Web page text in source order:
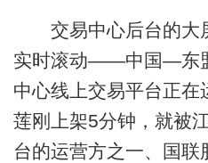
交易中心后台的大
实时滚动——中国—东
中心线上交易平台正在
莲刚上架5分钟，就被
台的运营方之一、国联